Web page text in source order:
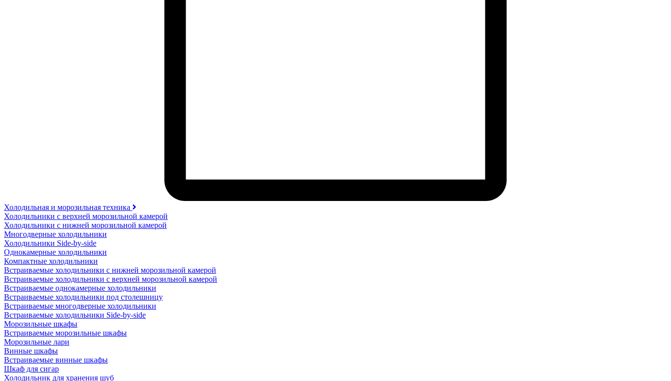
Холодильная и морозильная техника
Холодильники с верхней морозильной камерой
Холодильники с нижней морозильной камерой
Многодверные холодильники
Холодильники Side-by-side
Однокамерные холодильники
Компактные холодильники
Встраиваемые холодильники с нижней морозильной камерой
Встраиваемые холодильники с верхней морозильной камерой
Встраиваемые однокамерные холодильники
Встраиваемые холодильники под столешницу
Встраиваемые многодверные холодильники
Встраиваемые холодильники Side-by-side
Морозильные шкафы
Встраиваемые морозильные шкафы
Морозильные лари
Винные шкафы
Встраиваемые винные шкафы
Шкаф для сигар
Холодильник для хранения шуб